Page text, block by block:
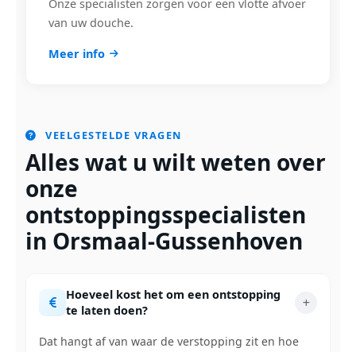
Onze specialisten zorgen voor een vlotte afvoer
van uw douche.
Meer info
VEELGESTELDE VRAGEN
Alles wat u wilt weten over
onze
ontstoppingsspecialisten
in Orsmaal-Gussenhoven
Hoeveel kost het om een ontstopping
te laten doen?
Dat hangt af van waar de verstopping zit en hoe